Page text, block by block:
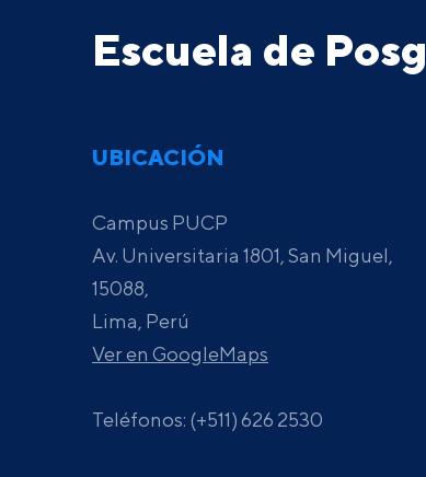
Escuela de
UBICACIÓN
Campus PUCP
Av. Universitaria 1801, San Miguel,
15088,
Lima, Perú
Ver en GoogleMaps
Teléfonos: (+511) 626 2530